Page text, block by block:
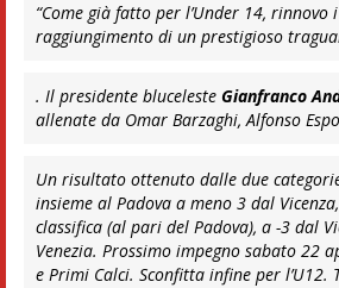
“Come già fatto per l’Under 14,
raggiungimento di un prestigioso
. Il presidente blucelesteGianfranco
allenate da Omar Barzaghi, Alfonso
Un risultato ottenuto dalle due
insieme al Padova a meno 3 dal
classifica (al pari del Padova), a -3 dal
Venezia. Prossimo impegno sabato 22
e Primi Calci. Sconfitta infine per